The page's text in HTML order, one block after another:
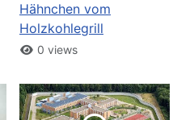
Hähnchen vom
Holzkohlegrill
0 views